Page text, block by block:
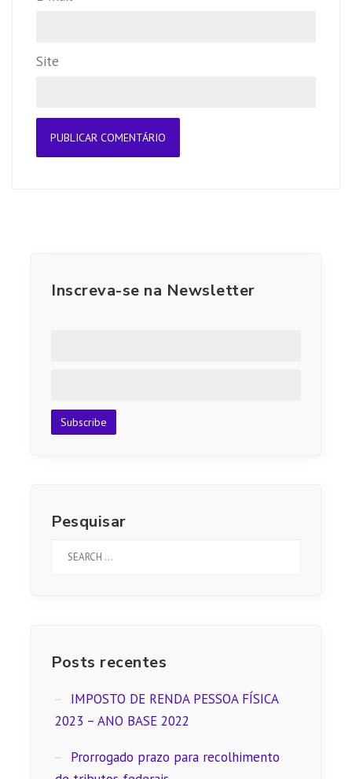
Site
Inscreva-se na Newsletter
Pesquisar
Posts recentes
IMPOSTO DE RENDA PESSOA FÍSICA
2023 – ANO BASE 2022
Prorrogado prazo para recolhimento